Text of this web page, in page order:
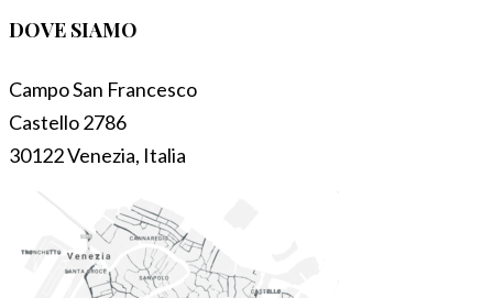
DOVE SIAMO
Campo San Francesco
Castello 2786
30122 Venezia, Italia